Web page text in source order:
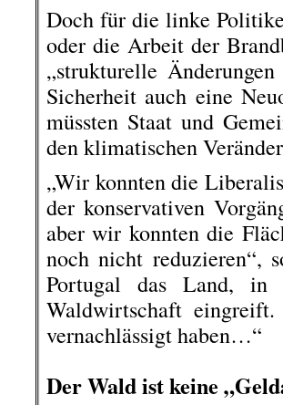
Doch für die linke
oder die Arbeit der
„strukturelle
Sicherheit auch eine
müssten Staat und
den klimatischen
„Wir konnten die
der konservativen
aber wir konnten die
noch nicht reduzieren“,
Portugal das Land,
Waldwirtschaft
vernachlässigt haben…“
Der Wald ist keine